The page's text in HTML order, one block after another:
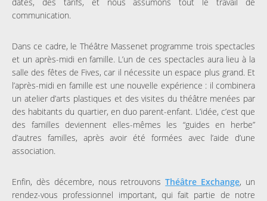
communication.
Dans ce cadre, le Théâtre Massenet programme trois spectacles
et un après-midi en famille. L’un de ces spectacles aura lieu à la
salle des fêtes de Fives, car il nécessite un espace plus grand. Et
l’après-midi en famille est une nouvelle expérience : il combinera
un atelier d’arts plastiques et des visites du théâtre menées par
des habitants du quartier, en duo parent-enfant. L’idée, c’est que
des familles deviennent elles-mêmes les “guides en herbe”
d’autres familles, après avoir été formées avec l’aide d’une
association.
Enfin, dès décembre, nous retrouvonsThéâtre Exchange, un
rendez-vous professionnel important, qui fait partie de notre